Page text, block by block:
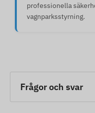
professionella
vagnparksstyrning.
Frågor och svar